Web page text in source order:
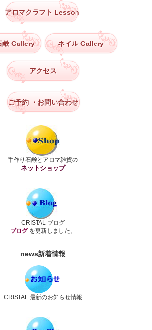
アロマクラフト Lesson
鹸 Gallery ネイル Gallery
アクセス
ご予約 ・お問い合わせ
手作り石鹸とアロマ雑貨の
ネットショップ
CRISTAL ブログ
ブログを更新しました。
news新着情報
CRISTAL 最新のお知らせ情報